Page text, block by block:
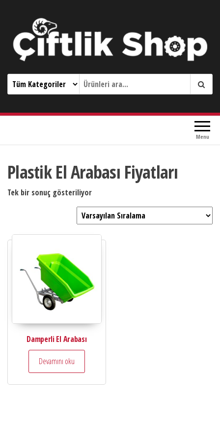
Çiftlik Shop 0533 644 3989
Menu
Plastik El Arabası Fiyatları
Tek bir sonuç gösteriliyor
Damperli El Arabası
Devamını oku